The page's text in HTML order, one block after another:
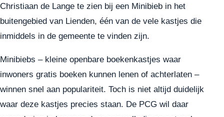
Christiaan de Lange te zien bij een Minibieb in het
buitengebied van Lienden, één van de vele kastjes die
inmiddels in de gemeente te vinden zijn.
Minibiebs – kleine openbare boekenkastjes waar
inwoners gratis boeken kunnen lenen of achterlaten –
winnen snel aan populariteit. Toch is niet altijd duidelijk
waar deze kastjes precies staan. De PCG wil daar